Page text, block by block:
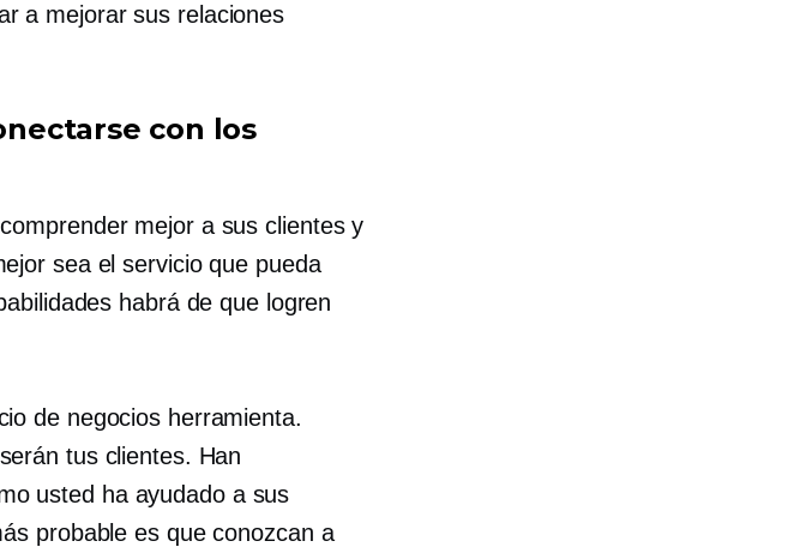
a mejorar sus relaciones
con los
mejor a sus clientes y
sea el servicio que pueda
habrá de que logren
de negocios herramienta.
tus clientes. Han
usted ha ayudado a sus
probable es que conozcan a